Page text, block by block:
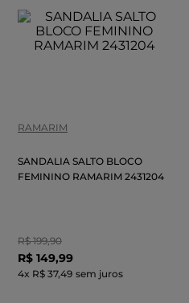
RAMARIM
SANDALIA SALTO BLOCO
FEMININO RAMARIM 2431204
R$ 199,90
R$ 149,99
4x R$ 37,49 sem juros